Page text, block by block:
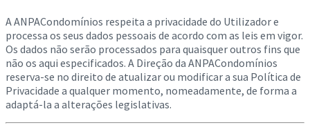
A ANPACondomínios respeita a privacidade do Utilizador e
processa os seus dados pessoais de acordo com as leis em vigor.
Os dados não serão processados para quaisquer outros fins que
não os aqui especificados. A Direção da ANPACondomínios
reserva-se no direito de atualizar ou modificar a sua Política de
Privacidade a qualquer momento, nomeadamente, de forma a
adaptá-la a alterações legislativas.